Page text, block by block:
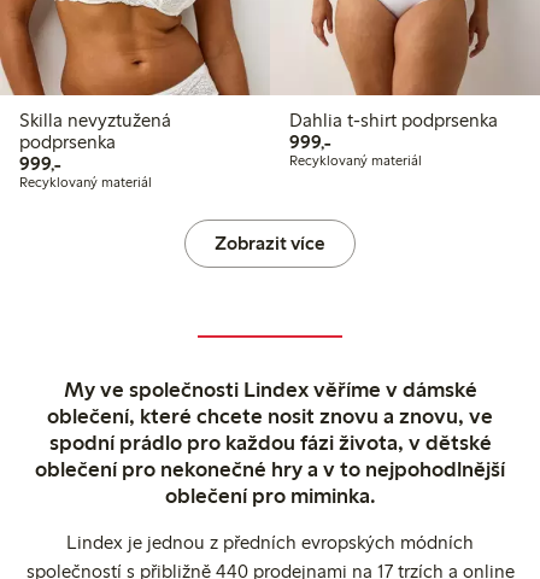
Skilla nevyztužená
podprsenka
999,-999,00 Kč
Recyklovaný materiál
Dahlia t-shirt podprsenka
999,-999,00 Kč
Recyklovaný materiál
Zobrazit více
My ve společnosti Lindex věříme v dámské
oblečení, které chcete nosit znovu a znovu, ve
spodní prádlo pro každou fázi života, v dětské
oblečení pro nekonečné hry a v to nejpohodlnější
oblečení pro miminka.
Lindex je jednou z předních evropských módních
společností s přibližně 440 prodejnami na 17 trzích a online